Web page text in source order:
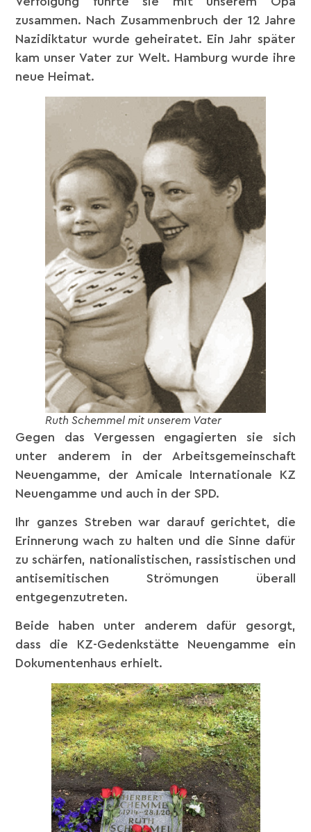
zusammen. Nach Zusammenbruch der 12 Jahre
Nazidiktatur wurde geheiratet. Ein Jahr später
kam unser Vater zur Welt. Hamburg wurde ihre
neue Heimat.
Ruth Schemmel mit unserem Vater
Gegen das Vergessen engagierten sie sich
unter anderem in der Arbeitsgemeinschaft
Neuengamme, der Amicale Internationale KZ
Neuengamme und auch in der SPD.
Ihr ganzes Streben war darauf gerichtet, die
Erinnerung wach zu halten und die Sinne dafür
zu schärfen, nationalistischen, rassistischen und
antisemitischen Strömungen überall
entgegenzutreten.
Beide haben unter anderem dafür gesorgt,
dass die KZ-Gedenkstätte Neuengamme ein
Dokumentenhaus erhielt.